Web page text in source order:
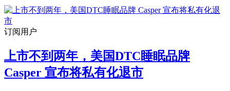
订阅用户
上市不到两年，美国DTC睡眠品牌
Casper 宣布将私有化退市